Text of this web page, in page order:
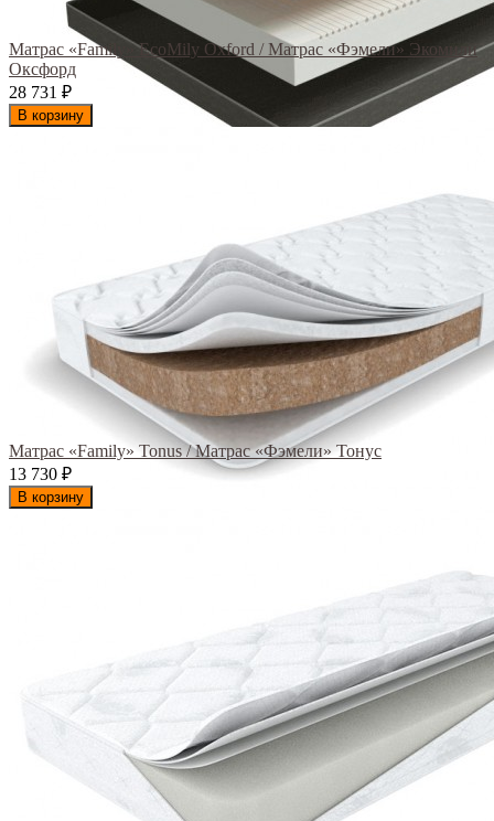
Матрас «Family» EcoMily Oxford / Матрас «Фэмели» Экомили
Оксфорд
28 731
₽
В корзину
Матрас «Family» Tonus / Матрас «Фэмели» Тонус
13 730 ₽
В корзину